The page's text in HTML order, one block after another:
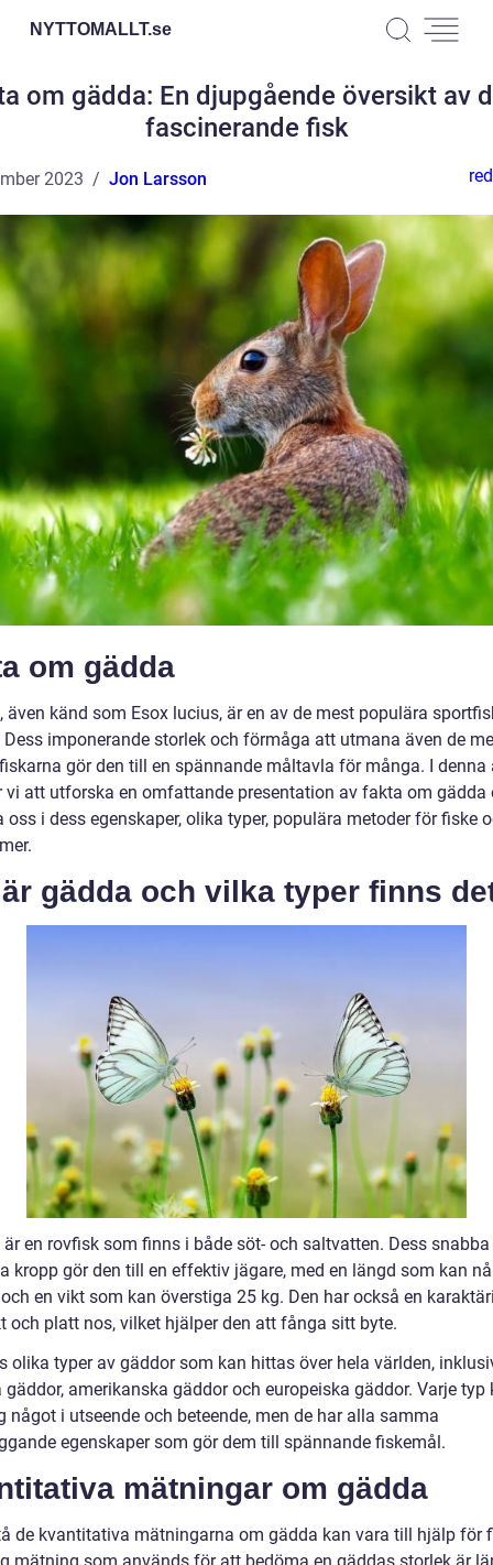
NYTTOMALLT.se
om gädda: En djupgående översikt av
fascinerande fisk
2023 Jon Larsson
om gädda
även känd som Esox lucius, är en av de mest populära
Dess imponerande storlek och förmåga att utmana även de
gör den till en spännande måltavla för många. I denna
vi att utforska en omfattande presentation av fakta om gädda
oss i dess egenskaper, olika typer, populära metoder för fiske
gädda och vilka typer finns
är en rovfisk som finns i både söt- och saltvatten. Dess
kropp gör den till en effektiv jägare, med en längd som kan
en vikt som kan överstiga 25 kg. Den har också en
och platt nos, vilket hjälper den att fånga sitt byte.
olika typer av gäddor som kan hittas över hela världen,
gäddor, amerikanska gäddor och europeiska gäddor. Varje typ
något i utseende och beteende, men de har alla samma
egenskaper som gör dem till spännande fiskemål.
mätningar om gädda
de kvantitativa mätningarna om gädda kan vara till hjälp för